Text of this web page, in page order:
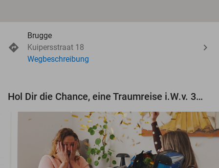
Brugge
Kuipersstraat 18
Wegbeschreibung
Hol Dir die Chance, eine Traumreise i.W.v. 3.000 € zu gewinnen!